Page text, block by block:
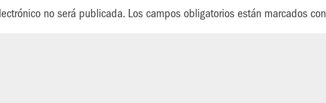
no será publicada. Los campos obligatorios están marcados con